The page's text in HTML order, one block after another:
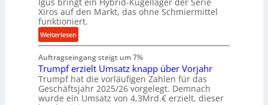
b
u
n
g
e
n
z
e
g
k
r
e
i
s
e
l
s
c
h
i
e
n
e
Xiros auf den Markt, das ohne Schmiermittel
funktioniert.
Weiterlesen:
W
a
r
t
u
n
Auftragseingang steigt um 7%
Trumpf erzielt Umsatz knapp über Vorjahr
Trumpf hat die vorläufigen Zahlen für das
Geschäftsjahr 2025/26 vorgelegt. Demnach
wurde ein Umsatz von 4,3Mrd.€ erzielt, dieser